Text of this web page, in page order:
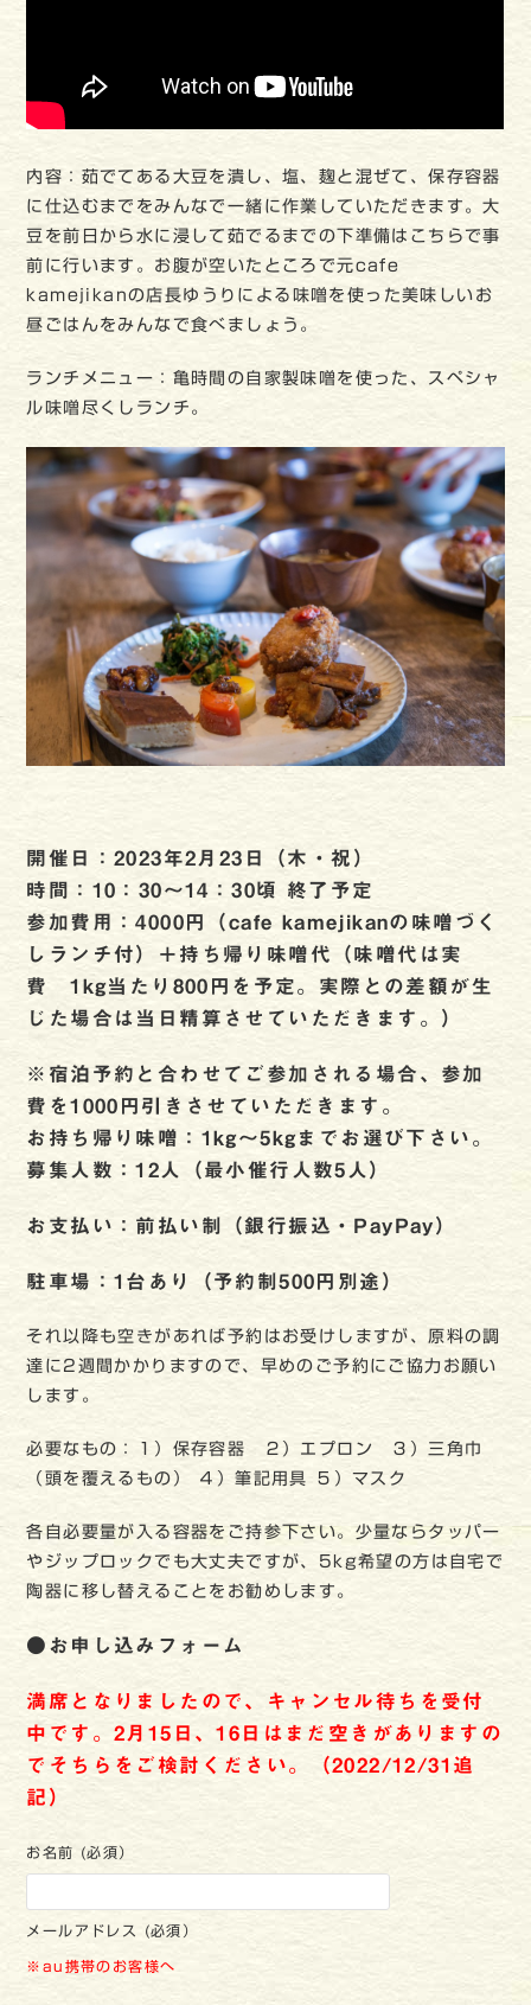
内容：茹でてある大豆を潰し、塩、麹と混ぜて、保存容器
に仕込むまでをみんなで一緒に作業していただきます。大
豆を前日から水に浸して茹でるまでの下準備はこちらで事
前に行います。お腹が空いたところで元cafe
kamejikanの店長ゆうりによる味噌を使った美味しいお
昼ごはんをみんなで食べましょう。
ランチメニュー：亀時間の自家製味噌を使った、スペシャ
ル味噌尽くしランチ。
開催日：2023年2月 23日（木・祝）
時間：10：30～14：30頃 終了予定
参加費用：4000円（cafe kamejikanの味噌づく
しランチ付）＋持ち帰り味噌代（味噌代は実
費 1kg当たり800円を予定。実際との差額が生
じた場合は当日精算させていただきます。）
※宿泊予約と合わせてご参加される場合、参加
費を1000円引きさせていただきます。
お持ち帰り味噌：1kg～5kgまでお選び下さい。
募集人数：12人（最小催行人数5人）
お支払い：前払い制（銀行振込・PayPay）
駐車場：1台あり（予約制500円別途）
それ以降も空きがあれば予約はお受けしますが、原料の調
達に2週間かかりますので、早めのご予約にご協力お願い
します。
必要なもの：１）保存容器 ２）エプロン ３）三角巾
（頭を覆えるもの） ４）筆記用具 ５）マスク
各自必要量が入る容器をご持参下さい。少量ならタッパー
やジップロックでも大丈夫ですが、5kg希望の方は自宅で
陶器に移し替えることをお勧めします。
●お申し込みフォーム
満席となりましたので、キャンセル待ちを受付
中です。2月15日、16日はまだ空きがありますの
でそちらをご検討ください。（2022/12/31追
記）
お名前 (必須）
メールアドレス (必須）
※au携帯のお客様へ